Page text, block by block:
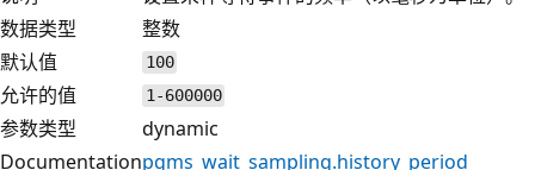
数据类型
整数
默认值
100
允许的值 1-600000
参数类型
dynamic
Documentationpgms_wait_sampling.history_period